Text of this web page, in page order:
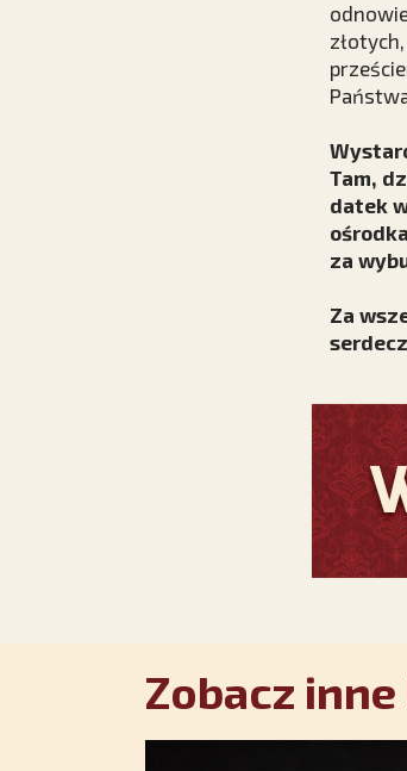
Tam,
datek
za
Za
Zobacz